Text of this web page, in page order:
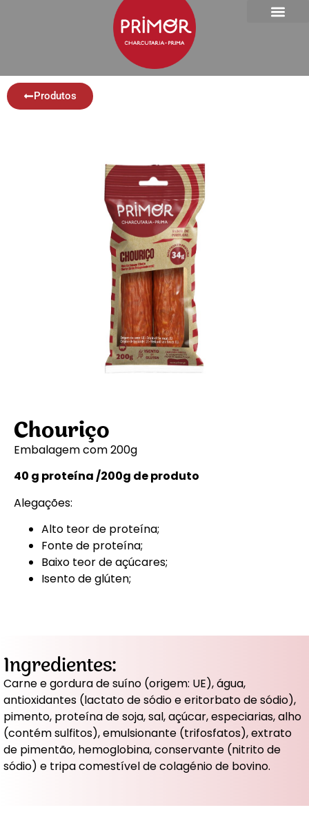
Produtos
Chouriço
Embalagem com 200g
40 g proteína /200g de produto
Alegações:
Alto teor de proteína;
Fonte de proteína;
Baixo teor de açúcares;
Isento de glúten;
Ingredientes:
Carne e gordura de suíno (origem: UE), água,
antioxidantes (lactato de sódio e eritorbato de sódio),
pimento, proteína de soja, sal, açúcar, especiarias, alho
(contém sulfitos), emulsionante (trifosfatos), extrato
de pimentão, hemoglobina, conservante (nitrito de
sódio) e tripa comestível de colagénio de bovino.